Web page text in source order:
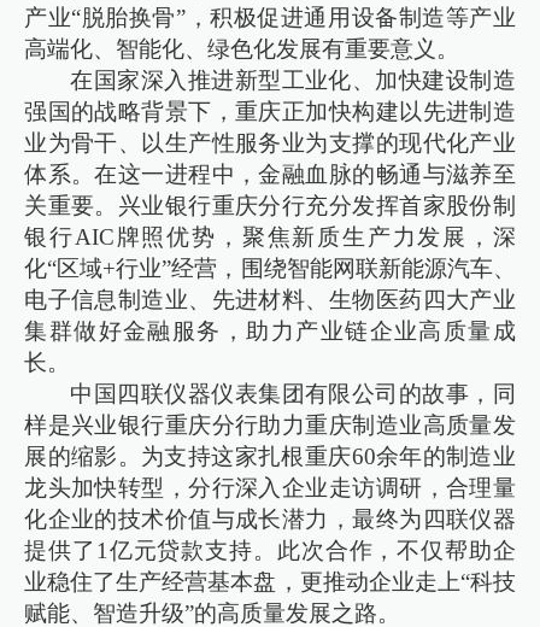
产业“脱胎换骨”，积极促进通用设备制造等产业
高端化、智能化、绿色化发展有重要意义。
在国家深入推进新型工业化、加快建设制造
强国的战略背景下，重庆正加快构建以先进制造
业为骨干、以生产性服务业为支撑的现代化产业
体系。在这一进程中，金融血脉的畅通与滋养至
关重要。兴业银行重庆分行充分发挥首家股份制
银行AIC牌照优势，聚焦新质生产力发展，深
化“区域+行业”经营，围绕智能网联新能源汽车、
电子信息制造业、先进材料、生物医药四大产业
集群做好金融服务，助力产业链企业高质量成
长。
中国四联仪器仪表集团有限公司的故事，同
样是兴业银行重庆分行助力重庆制造业高质量发
展的缩影。为支持这家扎根重庆60余年的制造业
龙头加快转型，分行深入企业走访调研，合理量
化企业的技术价值与成长潜力，最终为四联仪器
提供了1亿元贷款支持。此次合作，不仅帮助企
业稳住了生产经营基本盘，更推动企业走上“科技
赋能、智造升级”的高质量发展之路。